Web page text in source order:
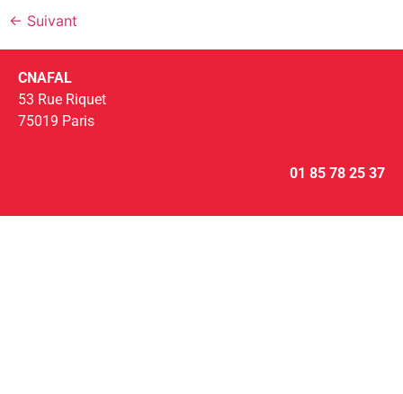
← Suivant
CNAFAL
53 Rue Riquet
75019 Paris
01 85 78 25 37